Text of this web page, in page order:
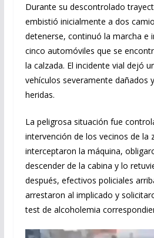
Durante su descontrolado
embistió inicialmente a dos
detenerse, continuó la marcha e
cinco automóviles que se
la calzada. El incidente vial dejó
vehículos severamente dañados
heridas.
La peligrosa situación fue
intervención de los vecinos de la
interceptaron la máquina,
descender de la cabina y lo
después, efectivos policiales
arrestaron al implicado y
test de alcoholemia